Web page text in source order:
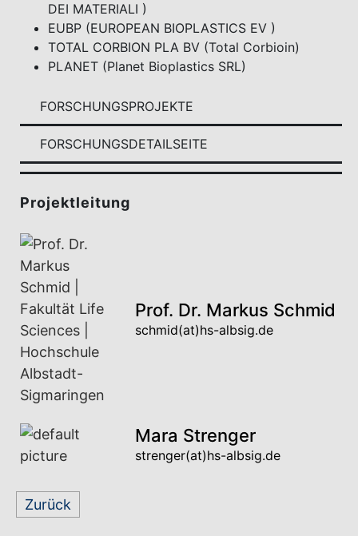
DEI MATERIALI )
EUBP (EUROPEAN BIOPLASTICS EV )
TOTAL CORBION PLA BV (Total Corbioin)
PLANET (Planet Bioplastics SRL)
FORSCHUNGSPROJEKTE
FORSCHUNGSDETAILSEITE
Projektleitung
Prof. Dr. Markus Schmid
schmid(at)hs-albsig.de
Mara Strenger
strenger(at)hs-albsig.de
Zurück